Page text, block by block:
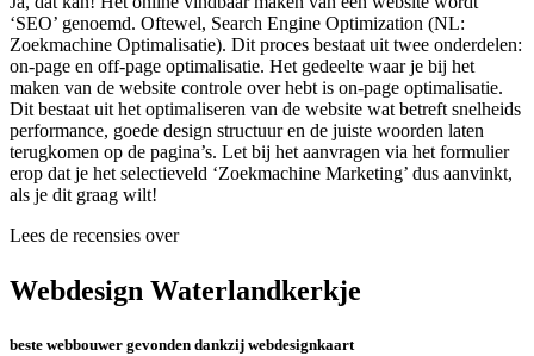
‘SEO’ genoemd. Oftewel, Search Engine Optimization (NL:
Zoekmachine Optimalisatie). Dit proces bestaat uit twee onderdelen:
on-page en off-page optimalisatie. Het gedeelte waar je bij het
maken van de website controle over hebt is on-page optimalisatie.
Dit bestaat uit het optimaliseren van de website wat betreft snelheids
performance, goede design structuur en de juiste woorden laten
terugkomen op de pagina’s. Let bij het aanvragen via het formulier
erop dat je het selectieveld ‘Zoekmachine Marketing’ dus aanvinkt,
als je dit graag wilt!
Lees de recensies over
Webdesign Waterlandkerkje
beste webbouwer gevonden dankzij webdesignkaart